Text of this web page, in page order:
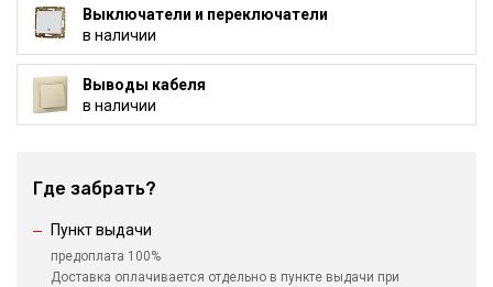
Выключатели и переключатели
в наличии
Выводы кабеля
в наличии
Где забрать?
Пункт выдачи
предоплата 100%
Доставка оплачивается отдельно в пункте выдачи при